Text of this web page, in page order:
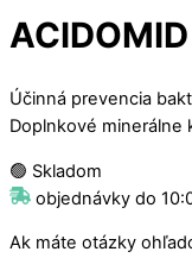
Účinná prevencia
Doplnkové minerálne
🟢 Skladom
objednávky do
Ak máte otázky